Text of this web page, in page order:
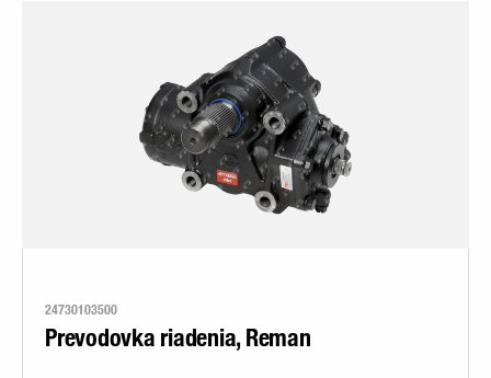
24730103500
Prevodovka riadenia, Reman